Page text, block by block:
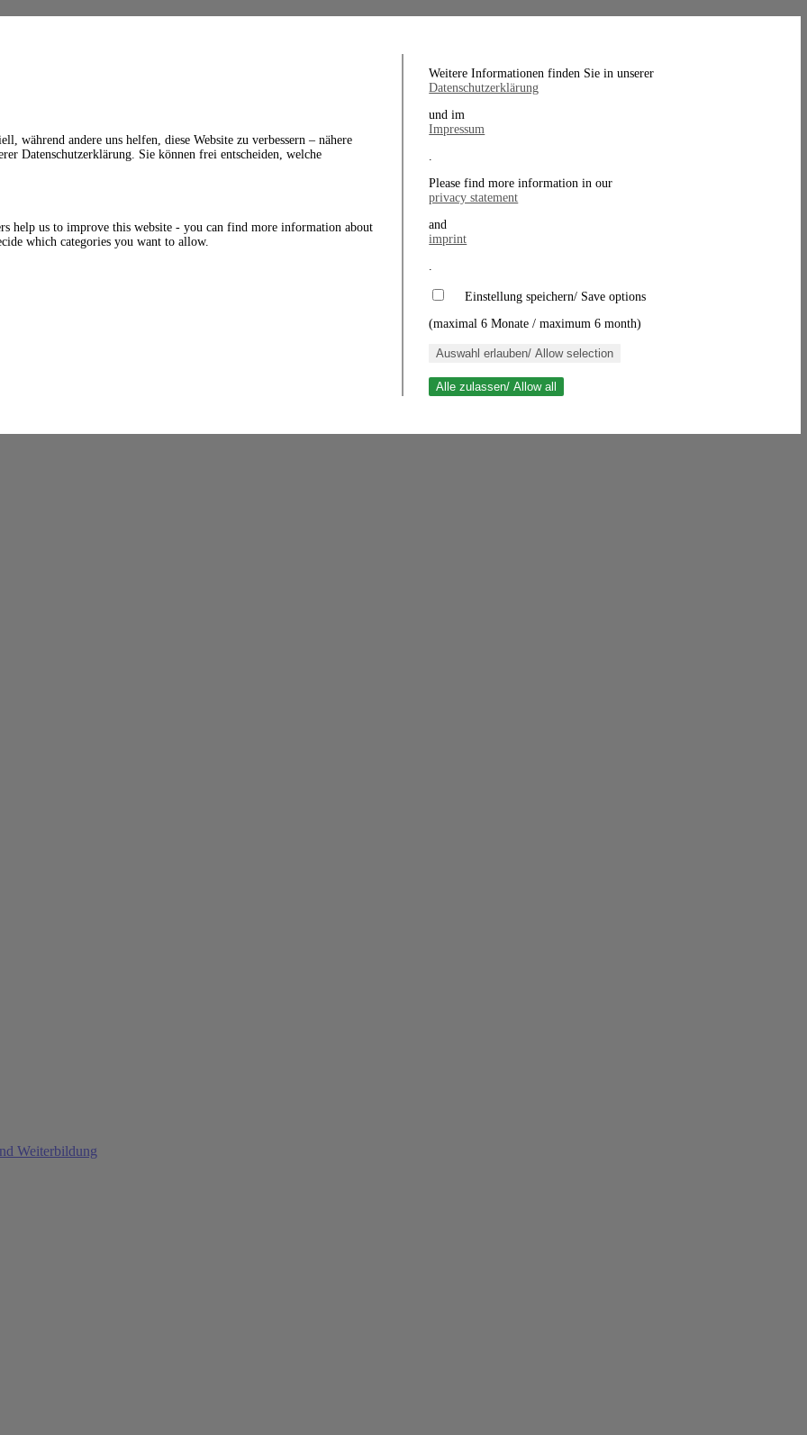
Weiterbildung
während andere uns helfen, diese Website zu verbessern – nähere
Datenschutzerklärung. Sie können frei entscheiden, welche
help us to improve this website - you can find more information about
which categories you want to allow.
Weitere Informationen finden Sie in unserer
Datenschutzerklärung
und im
Impressum
.
Please find more information in our
privacy statement
and
imprint
.
Einstellung speichern/ Save options
(maximal 6 Monate / maximum 6 month)
Auswahl erlauben/ Allow selection
Alle zulassen/ Allow all